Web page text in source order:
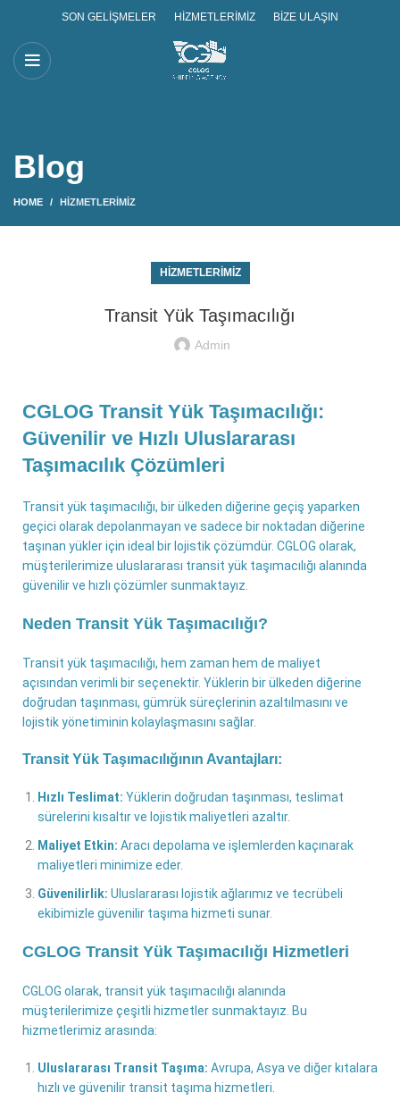
SON GELIŞMELER HIZMETLERIMIZ BIZE ULAŞIN
Blog
HOME HIZMETLERIMIZ
HIZMETLERIMIZ
Transit Yük Taşımacılığı
Admin
CGLOG Transit Yük Taşımacılığı:
Güvenilir ve Hızlı Uluslararası
Taşımacılık Çözümleri
Transit yük taşımacılığı, bir ülkeden diğerine geçiş yaparken
geçici olarak depolanmayan ve sadece bir noktadan diğerine
taşınan yükler için ideal bir lojistik çözümdür. CGLOG olarak,
müşterilerimize uluslararası transit yük taşımacılığı alanında
güvenilir ve hızlı çözümler sunmaktayız.
Neden Transit Yük Taşımacılığı?
Transit yük taşımacılığı, hem zaman hem de maliyet
açısından verimli bir seçenektir. Yüklerin bir ülkeden diğerine
doğrudan taşınması, gümrük süreçlerinin azaltılmasını ve
lojistik yönetiminin kolaylaşmasını sağlar.
Transit Yük Taşımacılığının Avantajları:
Hızlı Teslimat: Yüklerin doğrudan taşınması, teslimat
sürelerini kısaltır ve lojistik maliyetleri azaltır.
Maliyet Etkin: Aracı depolama ve işlemlerden kaçınarak
maliyetleri minimize eder.
Güvenilirlik: Uluslararası lojistik ağlarımız ve tecrübeli
ekibimizle güvenilir taşıma hizmeti sunar.
CGLOG Transit Yük Taşımacılığı Hizmetleri
CGLOG olarak, transit yük taşımacılığı alanında
müşterilerimize çeşitli hizmetler sunmaktayız. Bu
hizmetlerimiz arasında:
Uluslararası Transit Taşıma: Avrupa, Asya ve diğer kıtalara
hızlı ve güvenilir transit taşıma hizmetleri.